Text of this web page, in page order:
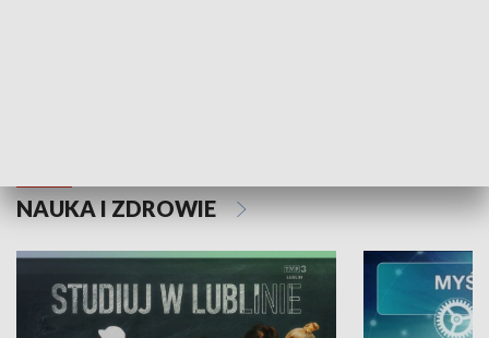
NAUKA I ZDROWIE